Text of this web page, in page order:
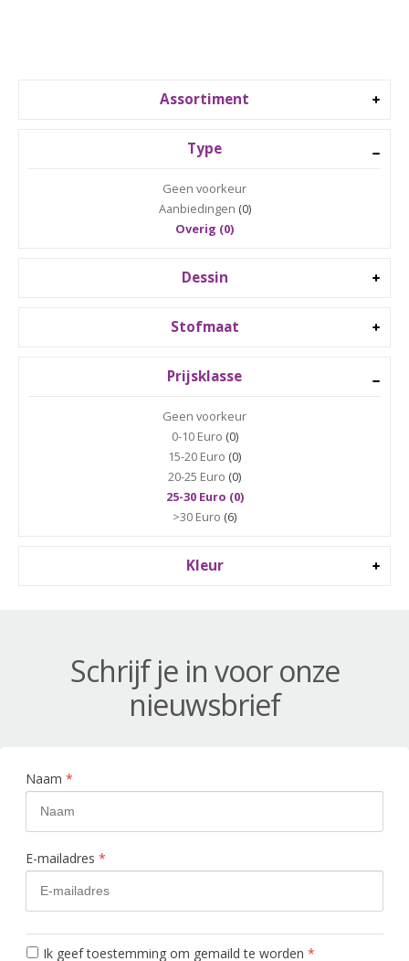
Assortiment
Type
Geen voorkeur
Aanbiedingen (0)
Overig (0)
Dessin
Stofmaat
Prijsklasse
Geen voorkeur
0-10 Euro (0)
15-20 Euro (0)
20-25 Euro (0)
25-30 Euro (0)
>30 Euro (6)
Kleur
Schrijf je in voor onze
nieuwsbrief
Naam *
E-mailadres *
Ik geef toestemming om gemaild te worden *